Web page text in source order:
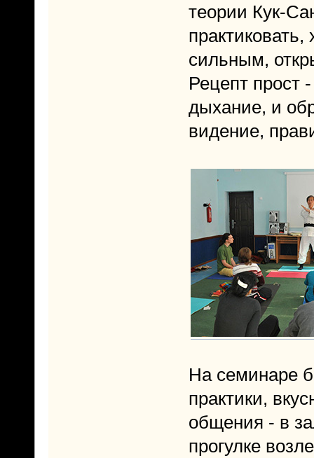
теории Кук-
практиковать,
сильным,
Рецепт прост
дыхание, и
видение,
На семинаре
практики,
общения - в
прогулке